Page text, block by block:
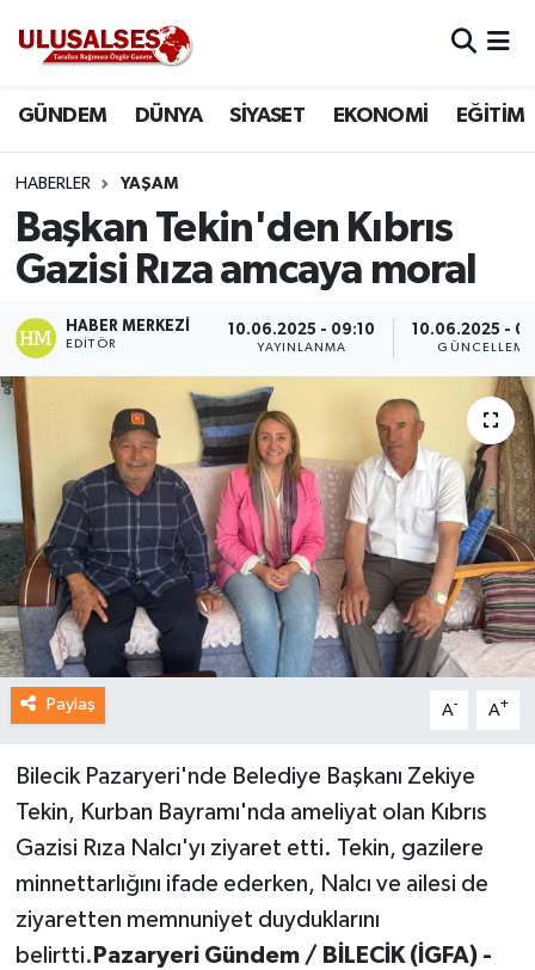
GÜNDEM DÜNYA SİYASET EKONOMİ EĞİTİM
HABERLER YAŞAM
Başkan Tekin'den Kıbrıs
Gazisi Rıza amcaya moral
HABER MERKEZI
EDITÖR
10.06.2025 - 09:10
YAYINLANMA
10.06.2025 -
GÜNCELLEME
Paylaş A- A+
Bilecik Pazaryeri'nde Belediye Başkanı Zekiye
Tekin, Kurban Bayramı'nda ameliyat olan Kıbrıs
Gazisi Rıza Nalcı'yı ziyaret etti. Tekin, gazilere
minnettarlığını ifade ederken, Nalcı ve ailesi de
ziyaretten memnuniyet duyduklarını
belirtti. Pazaryeri Gündem / BİLECİK (İGFA) -
DÜNYA
SİYASET
EKONOMİ
EĞİTİM
MAGAZİN
SPOR
Trafik Durumu
Süper Lig Puan Durumu ve Fikstür
Tüm Manşetler
Son Dakika Haberleri